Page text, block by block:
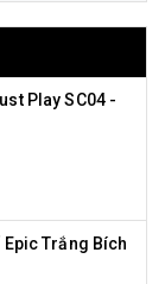
Play SC04 -
Trắng Bích